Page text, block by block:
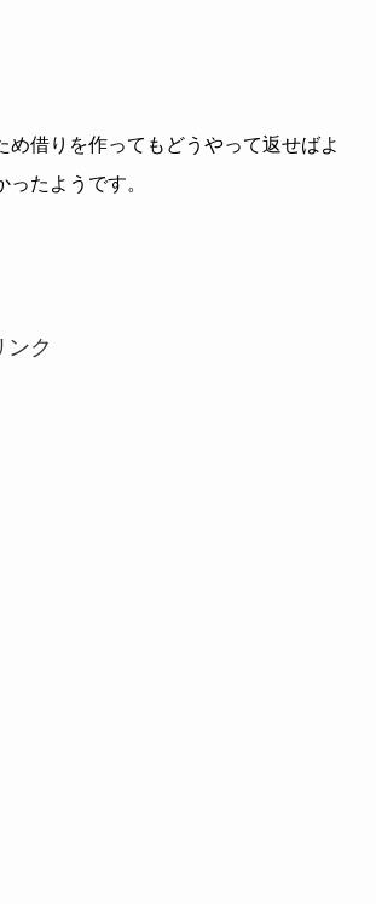
め借りを作ってもどうやって返せばよ
たようです。
ンク